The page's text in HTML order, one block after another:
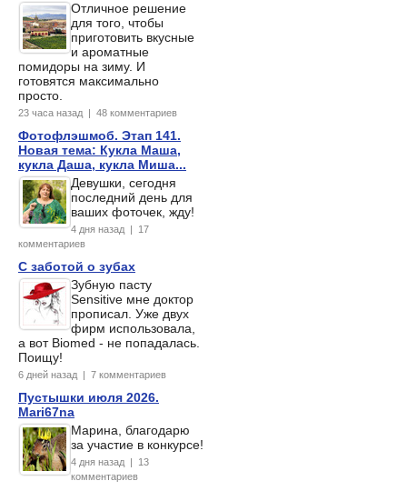
Отличное решение
для того, чтобы
приготовить вкусные
и ароматные
помидоры на зиму. И
готовятся максимально
просто.
23 часа назад | 48 комментариев
Фотофлэшмоб. Этап 141.
Новая тема: Кукла Маша,
кукла Даша, кукла Миша...
Девушки, сегодня
последний день для
ваших фоточек, жду!
4 дня назад | 17
комментариев
С заботой о зубах
Зубную пасту
Sensitive мне доктор
прописал. Уже двух
фирм использовала,
а вот Biomed - не попадалась.
Поищу!
6 дней назад | 7 комментариев
Пустышки июля 2026.
Mari67na
Марина, благодарю
за участие в конкурсе!
4 дня назад | 13
комментариев